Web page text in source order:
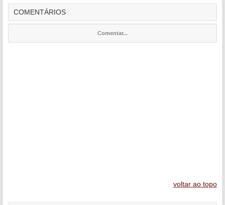
COMENTÁRIOS
Comentar...
voltar ao topo